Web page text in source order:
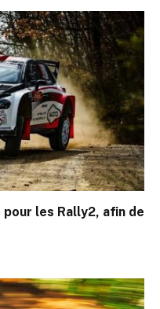
les Rally2, afin de